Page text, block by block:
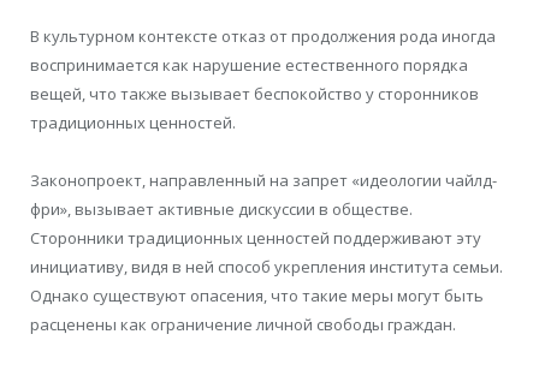
В культурном контексте отказ от продолжения рода иногда
воспринимается как нарушение естественного порядка
вещей, что также вызывает беспокойство у сторонников
традиционных ценностей.
Законопроект, направленный на запрет «идеологии чайлд-
фри», вызывает активные дискуссии в обществе.
Сторонники традиционных ценностей поддерживают эту
инициативу, видя в ней способ укрепления института семьи.
Однако существуют опасения, что такие меры могут быть
расценены как ограничение личной свободы граждан.